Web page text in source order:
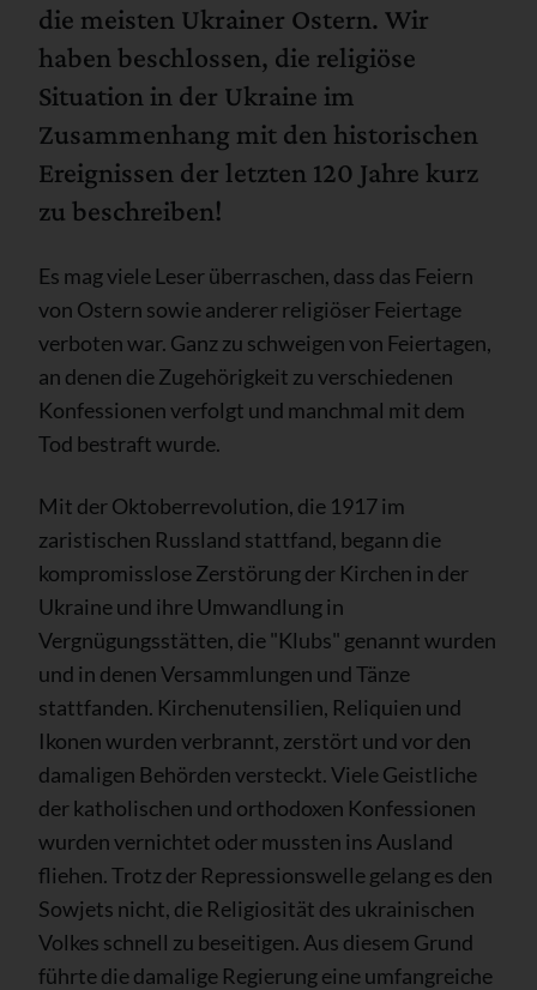
die meisten Ukrainer Ostern. Wir
haben beschlossen, die religiöse
Situation in der Ukraine im
Zusammenhang mit den historischen
Ereignissen der letzten 120 Jahre kurz
zu beschreiben!
Es mag viele Leser überraschen, dass das Feiern
von Ostern sowie anderer religiöser Feiertage
verboten war. Ganz zu schweigen von Feiertagen,
an denen die Zugehörigkeit zu verschiedenen
Konfessionen verfolgt und manchmal mit dem
Tod bestraft wurde.
Mit der Oktoberrevolution, die 1917 im
zaristischen Russland stattfand, begann die
kompromisslose Zerstörung der Kirchen in der
Ukraine und ihre Umwandlung in
Vergnügungsstätten, die "Klubs" genannt wurden
und in denen Versammlungen und Tänze
stattfanden. Kirchenutensilien, Reliquien und
Ikonen wurden verbrannt, zerstört und vor den
damaligen Behörden versteckt. Viele Geistliche
der katholischen und orthodoxen Konfessionen
wurden vernichtet oder mussten ins Ausland
fliehen. Trotz der Repressionswelle gelang es den
Sowjets nicht, die Religiosität des ukrainischen
Volkes schnell zu beseitigen. Aus diesem Grund
führte die damalige Regierung eine umfangreiche